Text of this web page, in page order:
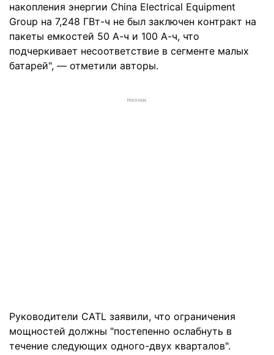
накопления энергии China Electrical Equipment
Group на 7,248 ГВт-ч не был заключен контракт на
пакеты емкостей 50 А-ч и 100 А-ч, что
подчеркивает несоответствие в сегменте малых
батарей", — отметили авторы.
РЕКЛАМА
Руководители CATL заявили, что ограничения
мощностей должны "постепенно ослабнуть в
течение следующих одного-двух кварталов".